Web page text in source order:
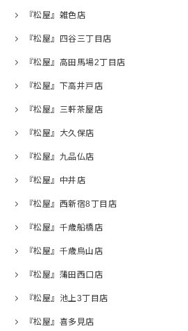
『松屋』雑色店
『松屋』四谷三丁目店
『松屋』高田馬場2丁目店
『松屋』下高井戸店
『松屋』三軒茶屋店
『松屋』大久保店
『松屋』九品仏店
『松屋』中井店
『松屋』西新宿8丁目店
『松屋』千歳船橋店
『松屋』千歳烏山店
『松屋』蒲田西口店
『松屋』池上3丁目店
『松屋』喜多見店